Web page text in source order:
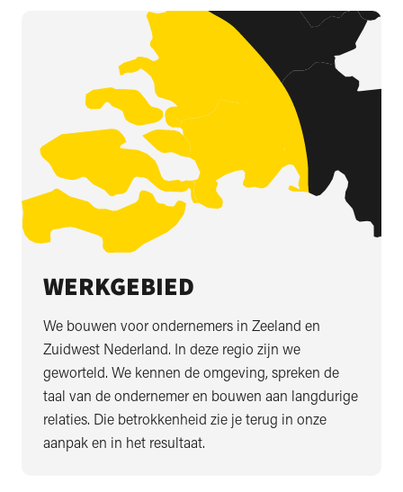
WERKGEBIED
We bouwen voor ondernemers in Zeeland en
Zuidwest Nederland. In deze regio zijn we
geworteld. We kennen de omgeving, spreken de
taal van de ondernemer en bouwen aan langdurige
relaties. Die betrokkenheid zie je terug in onze
aanpak en in het resultaat.